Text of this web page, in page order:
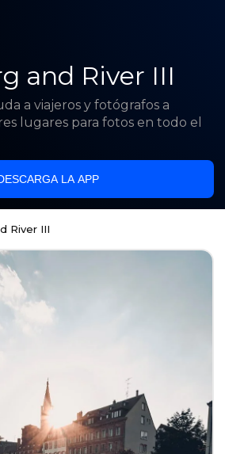
and River III
a viajeros y fotógrafos a
lugares para fotos en todo el
LA APP
River III